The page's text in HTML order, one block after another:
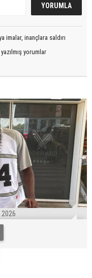
imalar, inançlara saldırı
yorumlar